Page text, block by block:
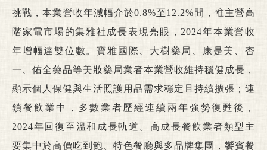
挑戰，本業營收年減幅介於0.8%至12.2%間，惟主營高
階家電市場的集雅社成長表現亮眼，2024年本業營收
年增幅達雙位數。寶雅國際、大樹藥局、康是美、杏
一、佑全藥品等美妝藥局業者本業營收維持穩健成長，
顯示個人保健與生活照護用品需求穩定且持續擴張；連
鎖餐飲業中，多數業者歷經連續兩年強勢復甦後，
2024年回復至溫和成長軌道。高成長餐飲業者類型主
要集中於高價吃到飽、特色餐廳與多品牌集團，饗賓餐